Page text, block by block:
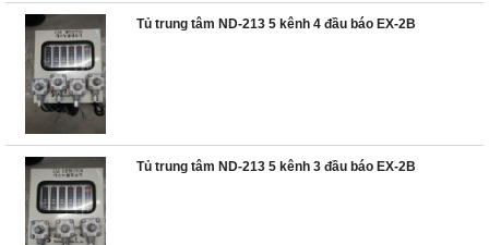
Tủ trung tâm ND-213 5 kênh 4 đầu báo EX-2B
Tủ trung tâm ND-213 5 kênh 3 đầu báo EX-2B